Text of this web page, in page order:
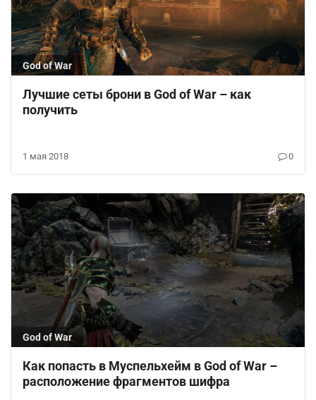
God of War
Лучшие сеты брони в God of War – как
получить
1 мая 2018 0
God of War
Как попасть в Муспельхейм в God of War –
расположение фрагментов шифра